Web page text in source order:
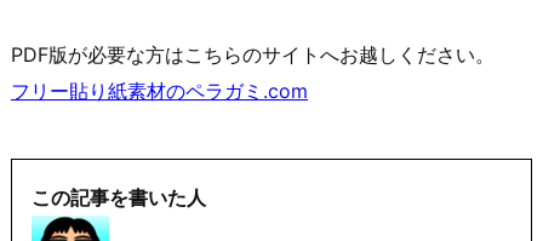
PDF版が必要な方はこちらのサイトへお越しください。
フリー貼り紙素材のペラガミ.com
この記事を書いた人